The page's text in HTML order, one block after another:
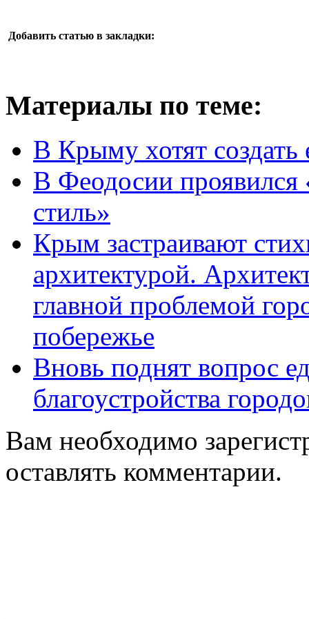
Добавить статью в закладки:
Материалы по теме:
В Крыму хотят
В Феодосии проявился
стиль»
Крым застраивают
архитектурой.
главной проблемой
побережье
Вновь поднят вопрос
благоустройства
Вам необходимо
оставлять комментарии.